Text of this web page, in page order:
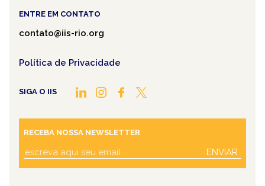
ENTRE EM CONTATO
contato@iis-rio.org
Política de Privacidade
SIGA O IIS
RECEBA NOSSA NEWSLETTER
ENVIAR